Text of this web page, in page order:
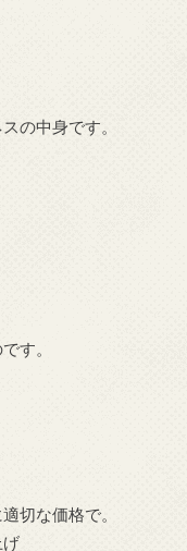
の中身です。
す。
切な価格で。